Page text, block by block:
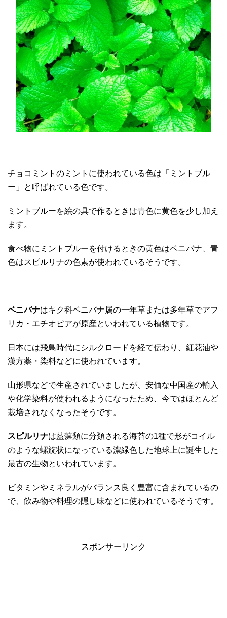
チョコミントのミントに使われている色は「ミントブル
ー」と呼ばれている色です。
ミントブルーを絵の具で作るときは青色に黄色を少し加え
ます。
食べ物にミントブルーを付けるときの黄色はベニバナ、青
色はスピルリナの色素が使われているそうです。
ベニバナはキク科ベニバナ属の一年草または多年草でアフ
リカ・エチオピアが原産といわれている植物です。
日本には飛鳥時代にシルクロードを経て伝わり、紅花油や
漢方薬・染料などに使われています。
山形県などで生産されていましたが、安価な中国産の輸入
や化学染料が使われるようになったため、今ではほとんど
栽培されなくなったそうです。
スピルリナは藍藻類に分類される海苔の1種で形がコイル
のような螺旋状になっている濃緑色した地球上に誕生した
最古の生物といわれています。
ビタミンやミネラルがバランス良く豊富に含まれているの
で、飲み物や料理の隠し味などに使われているそうです。
スポンサーリンク